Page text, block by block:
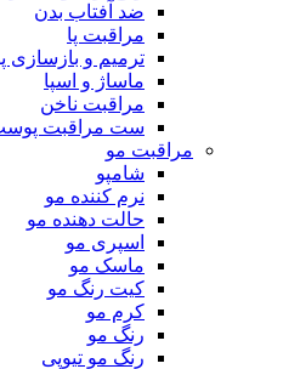
ضد آفتاب بدن
مراقبت پا
ترمیم و
ماساژ و اسپا
مراقبت ناخن
ست مراقبت
مراقبت مو
شامپو
نرم کننده مو
حالت دهنده مو
اسپری مو
ماسک مو
کیت رنگ مو
کرم مو
رنگ مو
رنگ مو تیوپی